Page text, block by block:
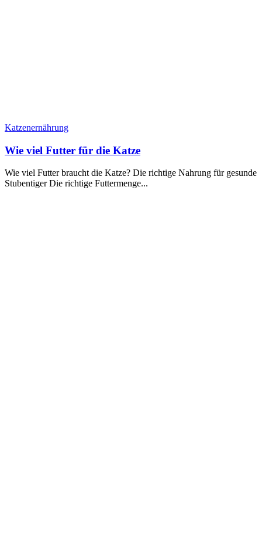
Katzenernährung
Wie viel Futter für die Katze
Wie viel Futter braucht die Katze? Die richtige Nahrung für gesunde
Stubentiger Die richtige Futtermenge...